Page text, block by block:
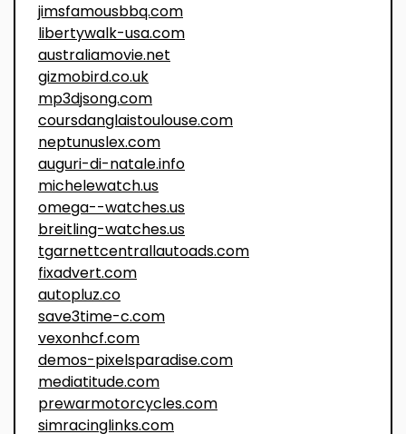
jimsfamousbbq.com
libertywalk-usa.com
australiamovie.net
gizmobird.co.uk
mp3djsong.com
coursdanglaistoulouse.com
neptunuslex.com
auguri-di-natale.info
michelewatch.us
omega--watches.us
breitling-watches.us
tgarnettcentrallautoads.com
fixadvert.com
autopluz.co
save3time-c.com
vexonhcf.com
demos-pixelsparadise.com
mediatitude.com
prewarmotorcycles.com
simracinglinks.com